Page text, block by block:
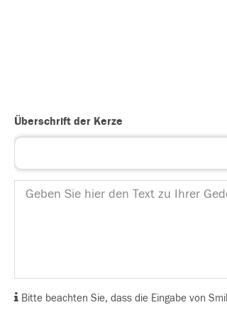
Überschrift der Kerze
Bitte beachten Sie, dass die Eingabe von